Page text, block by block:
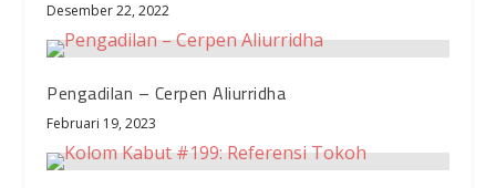
Desember 22, 2022
Pengadilan – Cerpen Aliurridha
Februari 19, 2023